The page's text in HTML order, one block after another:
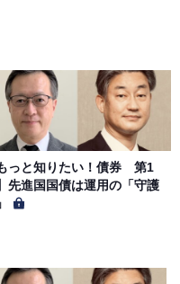
その他の著作物は、当
著作権者に帰属するもの
いて複製、転用、公衆
の著作権、商標権などを
のとします。
更）
合があります。
もっと知りたい！債券 第1
先進国国債は運用の「守護